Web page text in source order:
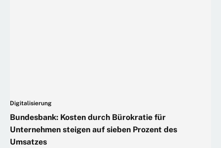
Digitalisierung
Bundesbank: Kosten durch Bürokratie für
Unternehmen steigen auf sieben Prozent des
Umsatzes